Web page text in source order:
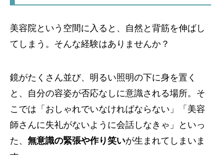
美容院という空間に入ると、自然と背筋を伸ばし
てしまう。そんな経験はありませんか？
鏡がたくさん並び、明るい照明の下に身を置く
と、自分の容姿が否応なしに意識される場所。そ
こでは「おしゃれでいなければならない」「美容
師さんに失礼がないように会話しなきゃ」といっ
た、 無意識の緊張や作り笑いが生まれてしまいま